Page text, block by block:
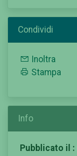
Condividi
Inoltra
Stampa
Info
Pubblicato il :